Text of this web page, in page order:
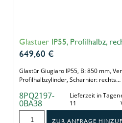
Glastuer IP55, Profilhalbz,
649,60 €
Glastür Giugiaro IP55, B: 850 mm,
Profilhalbzylinder, Scharnier: rechts…
8PQ2197-
0BA38
Lieferzeit in Tagen
11
ZUR ANFRAGE